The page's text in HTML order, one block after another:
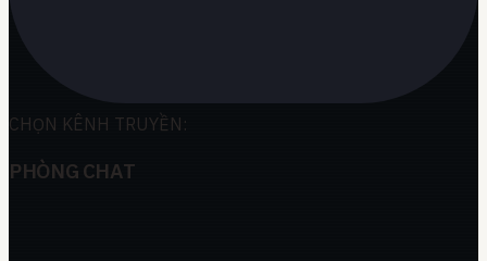
CHỌN KÊNH TRUYỀN:
PHÒNG CHAT